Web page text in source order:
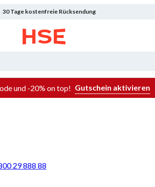
30 Tage kostenfreie Rücksendung
und -20% on top! Gutschein aktivieren
29 888 88